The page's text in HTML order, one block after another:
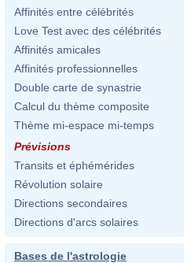
Affinités entre célébrités
Love Test avec des célébrités
Affinités amicales
Affinités professionnelles
Double carte de synastrie
Calcul du thème composite
Thème mi-espace mi-temps
Prévisions
Transits et éphémérides
Révolution solaire
Directions secondaires
Directions d'arcs solaires
Bases de l'astrologie